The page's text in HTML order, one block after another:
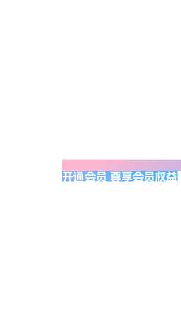
开通会员 尊享会员权益